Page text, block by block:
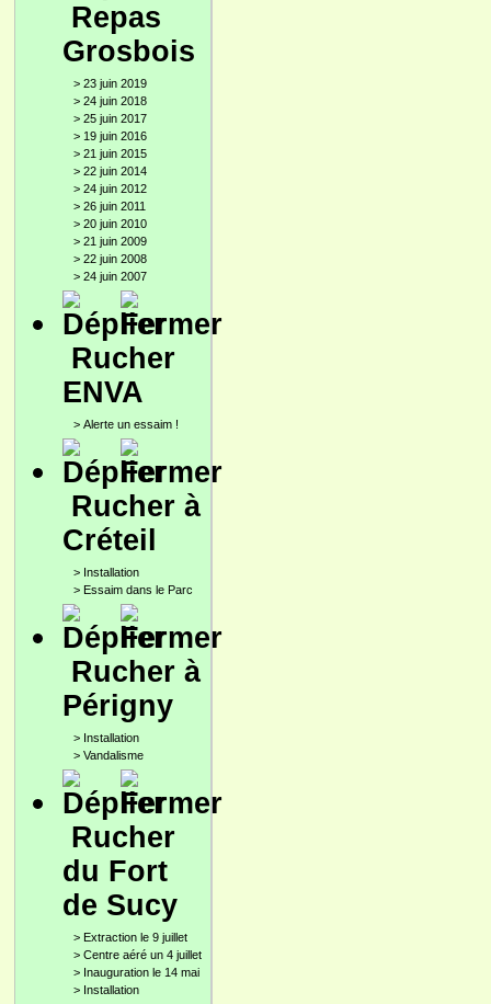
Repas
Grosbois
> 23 juin 2019
> 24 juin 2018
> 25 juin 2017
> 19 juin 2016
> 21 juin 2015
> 22 juin 2014
> 24 juin 2012
> 26 juin 2011
> 20 juin 2010
> 21 juin 2009
> 22 juin 2008
> 24 juin 2007
Rucher
ENVA
> Alerte un essaim !
Rucher à
Créteil
> Installation
> Essaim dans le Parc
Rucher à
Périgny
> Installation
> Vandalisme
Rucher
du Fort
de Sucy
> Extraction le 9 juillet
> Centre aéré un 4 juillet
> Inauguration le 14 mai
> Installation